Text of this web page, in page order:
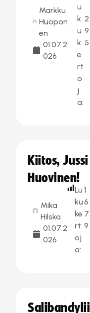
Markku
Huopon
en
01.07.2
026
u
k
u
k
e
rt
o
j
a:
2
9
5
Kiitos, Jussi
Huovinen!
Mika
Hilska
01.07.2
026
Lu
ku
ke
rt
oj
a:
1
6
7
9
Salibandylii